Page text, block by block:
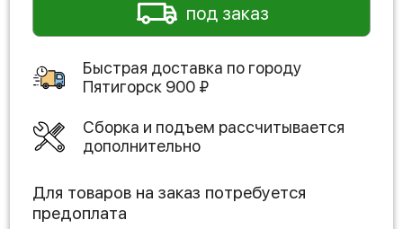
под заказ
Быстрая доставка по городу
Пятигорск 900 ₽
Сборка и подъем рассчитывается
дополнительно
Для товаров на заказ потребуется
предоплата